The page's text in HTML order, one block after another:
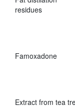
residues
Famoxadone
Extract from tea